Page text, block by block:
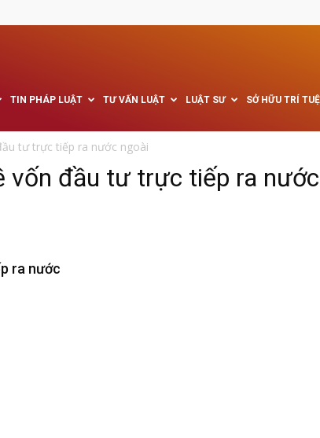
TIN PHÁP LUẬT TƯ VẤN LUẬT LUẬT SƯ SỞ HỮU TRÍ TUỆ
tư trực tiếp ra nước ngoài
vốn đầu tư trực tiếp ra nước
ra nước